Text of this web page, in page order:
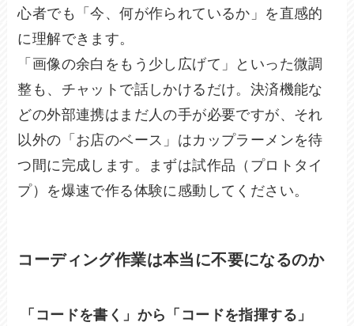
心者でも「今、何が作られているか」を直感的
に理解できます。
「画像の余白をもう少し広げて」といった微調
整も、チャットで話しかけるだけ。決済機能な
どの外部連携はまだ人の手が必要ですが、それ
以外の「お店のベース」はカップラーメンを待
つ間に完成します。まずは試作品（プロトタイ
プ）を爆速で作る体験に感動してください。
コーディング作業は本当に不要になるのか
「コードを書く」から「コードを指揮する」